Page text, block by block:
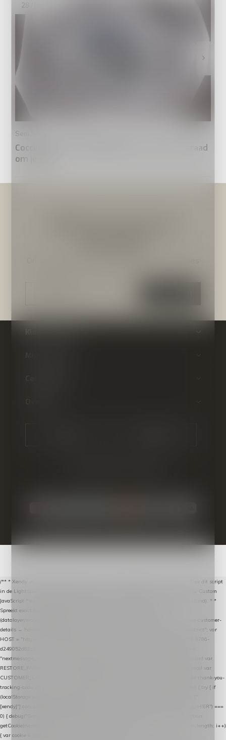
28 / Feb / 2025
Sem Smolenaers - 10 / Dec / 2024
Coccinelle; een stukje italiaanse mode als sieraad
om je arm
Klantenservice
/** * Xendy verlaten-winkelwagen-snippet voor Lightspeed eCom C-Series. * * Plak dit script
in de Lightspeed-backoffice onder * Settings → Website Settings → Web Extras → Custom
JavaScript * en vul hieronder de datalayer-token van de company in (zie README.md). * *
Spreekt exact hetzelfde contract als de Xendy WooCommerce-plugin *
(datalayer/woocommerce/plugin): store-uuid-in-db → store-shopping-cart / * store-customer-
details → handle-order-processed → restore-shopping-cart. */ (function () { "use strict"; var
HOST = "https://datalayer.nextmessage.nl"; var TOKEN = "711ef605-b474-4b7a-9786-
d249052d82c0"; var COOKIE_NAME = "nextmessage_cookie"; var LINK_PARAM =
"nextmessage_uuid"; // cross-domain doorgifte shop → checkout (*.webshopapp.com) var
RESTORE_PARAM = "nextmessage_shopping_cart"; // herstel-link uit de Xendy-mail var
CUSTOMER_CACHE_KEY = "nextmessage_checkout_customer"; // gelezen door de thank-you-
tracking-code var CART_CACHE_KEY = "nextmessage_last_cart"; function debug() { try { if
(localStorage.getItem("nextmessage_debug") === "1") { console.log.apply(console, ["
[xendy]"].concat([].slice.call(arguments))); } } catch (e) {} } if (TOKEN.indexOf("VUL-HIER") ===
0) { debug("Geen datalayer-token ingevuld — snippet doet niets."); return; } function
getCookie(name) { var cookies = document.cookie.split(";"); for (var i = 0; i < cookies.length; i++)
{ var cookie = cookies[i].trim(); if (cookie.indexOf(name + "=") === 0) return